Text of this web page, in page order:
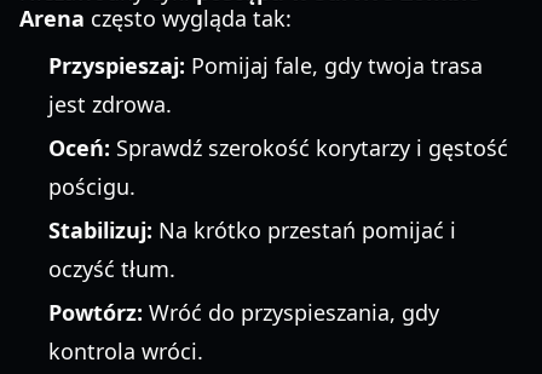
Arena często wygląda tak:
Przyspieszaj: Pomijaj fale, gdy twoja trasa
jest zdrowa.
Oceń: Sprawdź szerokość korytarzy i gęstość
pościgu.
Stabilizuj: Na krótko przestań pomijać i
oczyść tłum.
Powtórz: Wróć do przyspieszania, gdy
kontrola wróci.